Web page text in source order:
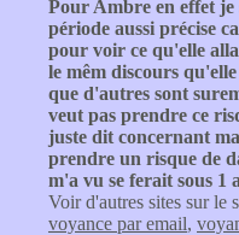
Pour Ambre en effet je
période aussi précise
pour voir ce qu'elle
le mêm discours
que d'autres sont
veut pas prendre ce
juste dit concernant
prendre un risque de
m'a vu se ferait sous 1
Voir d'autres sites sur le
voyance par email,